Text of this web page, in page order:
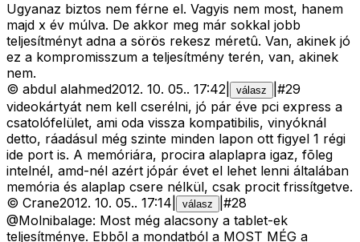
Ugyanaz biztos nem férne el. Vagyis nem most, hanem
majd x év múlva. De akkor meg már sokkal jobb
teljesítményt adna a sörös rekesz méretû. Van, akinek jó
ez a kompromisszum a teljesítmény terén, van, akinek
nem.
© abdul alahmed2012. 10. 05.. 17:42 válasz #29
videokártyát nem kell cserélni, jó pár éve pci express a
csatolófelület, ami oda vissza kompatibilis, vinyóknál
detto, ráadásul még szinte minden lapon ott figyel 1 régi
ide port is. A memóriára, procira alaplapra igaz, fõleg
intelnél, amd-nél azért jópár évet el lehet lenni általában
memória és alaplap csere nélkül, csak procit frissítgetve.
© Crane2012. 10. 05.. 17:14 válasz #28
@Molnibalage: Most még alacsony a tablet-ek
teljesítménye. Ebbõl a mondatból a MOST MÉG a